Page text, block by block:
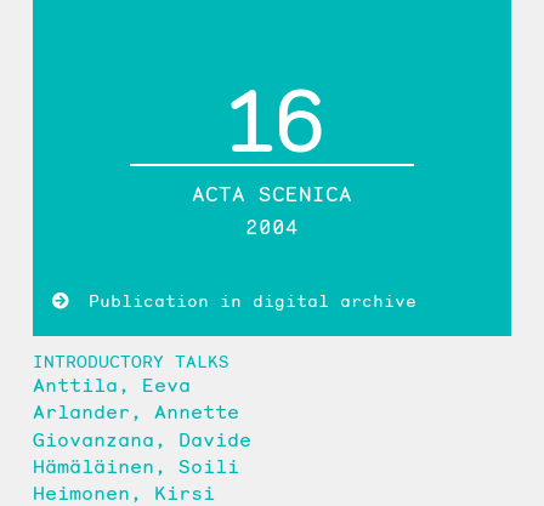
16
ACTA SCENICA
2004
Publication in digital archive
INTRODUCTORY TALKS
Anttila, Eeva
Arlander, Annette
Giovanzana, Davide
Hämäläinen, Soili
Heimonen, Kirsi